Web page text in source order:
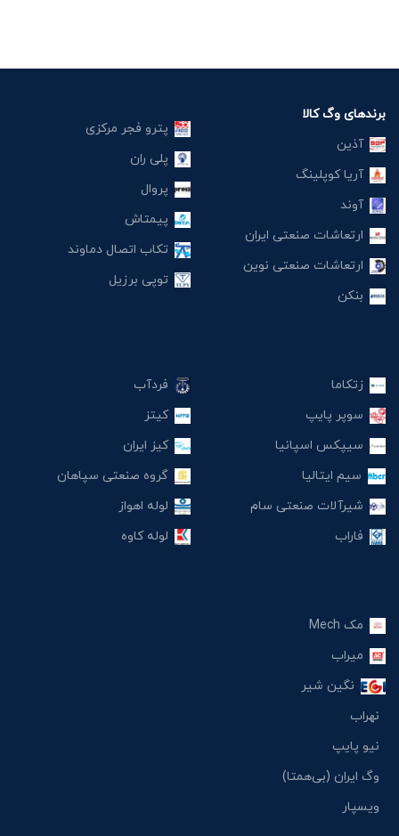
برندهای وگ کالا
آذین
آریا کوپلینگ
آوند
ارتعاشات صنعتی ایران
ارتعاشات صنعتی نوین
بنکن
پترو فجر مرکزی
پلی ران
پروال
پیمتاش
تکاب اتصال دماوند
توپی برزیل
زتکاما
سوپر پایپ
سیپکس اسپانیا
سیم ایتالیا
شیرآلات صنعتی سام
فاراب
فردآب
کیتز
کیز ایران
گروه صنعتی سپاهان
لوله اهواز
لوله کاوه
مک Mech
میراب
نگین شیر
نهراب
نیو پایپ
وگ ایران (بی‌همتا)
ویسپار